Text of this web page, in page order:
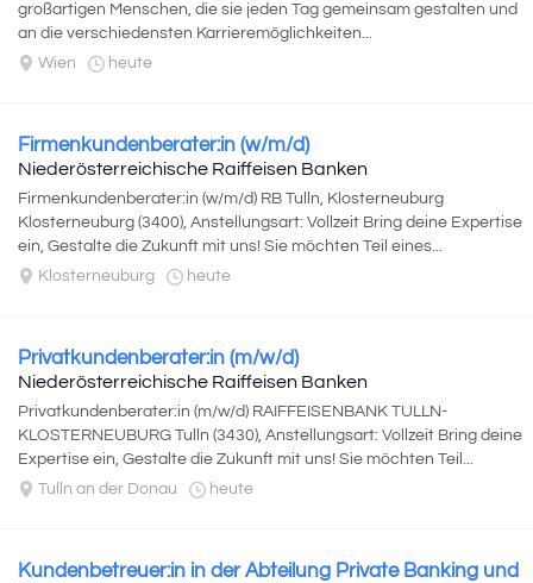
großartigen Menschen, die sie jeden Tag gemeinsam gestalten und
an die verschiedensten Karrieremöglichkeiten...
Wien
heute
Firmenkundenberater:in (w/m/d)
Niederösterreichische Raiffeisen Banken
Firmenkundenberater:in (w/m/d) RB Tulln, Klosterneuburg
Klosterneuburg (3400), Anstellungsart: Vollzeit Bring deine Expertise
ein, Gestalte die Zukunft mit uns! Sie möchten Teil eines...
Klosterneuburg
heute
Privatkundenberater:in (m/w/d)
Niederösterreichische Raiffeisen Banken
Privatkundenberater:in (m/w/d) RAIFFEISENBANK TULLN-
KLOSTERNEUBURG Tulln (3430), Anstellungsart: Vollzeit Bring deine
Expertise ein, Gestalte die Zukunft mit uns! Sie möchten Teil...
Tulln an der Donau
heute
Kundenbetreuer:in in der Abteilung Private Banking und